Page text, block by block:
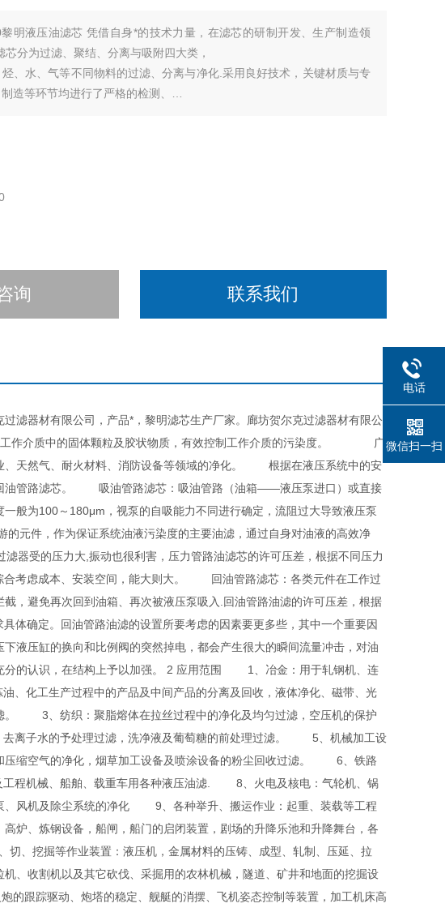
*的技术力量，在滤芯的研制开发、生产制造领
分为过滤、聚结、分离与吸附四大类，
、水、气等不同物料的过滤、分离与净化.采用良好技术，关键材质与专
造等环节均进行了严格的检测、
询 联系我们
滤器材有限公司，产品*，黎明滤芯生产厂家。廊坊贺尔克过滤器材有限公
工作介质中的固体颗粒及胶状物质，有效控制工作介质的污染度。 广
、天然气、耐火材料、消防设备等领域的净化。 根据在液压系统中的安
油管路滤芯。 吸油管路滤芯：吸油管路（油箱——液压泵进口）或直接
般为100～180μm，视泵的自吸能力不同进行确定，流阻过大导致液压泵
件，作为保证系统油液污染度的主要油滤，通过自身对油液的高效净
器受的压力大,振动也很利害，压力管路油滤芯的许可压差，根据不同压力
合考虑成本、安装空间，能大则大。 回油管路滤芯：各类元件在工作过
，避免再次回到油箱、再次被液压泵吸入.回油管路油滤的许可压差，根据
体确定。回油管路油滤的设置所要考虑的因素要更多些，其中一个重要因
液压缸的换向和比例阀的突然掉电，都会产生很大的瞬间流量冲击，对油
分的认识，在结构上予以加强。 2 应用范围 1、冶金：用于轧钢机、连
化工生产过程中的产品及中间产品的分离及回收，液体净化、磁带、光
。 3、纺织：聚脂熔体在拉丝过程中的净化及均匀过滤，空压机的保护
离子水的予处理过滤，洗净液及葡萄糖的前处理过滤。 5、机械加工设
压缩空气的净化，烟草加工设备及喷涂设备的粉尘回收过滤。 6、铁路
程机械、船舶、载重车用各种液压油滤. 8、火电及核电：气轮机、锅
、风机及除尘系统的净化 9、各种举升、搬运作业：起重、装载等工程
炉、炼钢设备，船闸，船门的启闭装置，剧场的升降乐池和升降舞台，各
挖掘等作业装置：液压机，金属材料的压铸、成型、轧制、压延、拉
、收割机以及其它砍伐、采掘用的农林机械，隧道、矿井和地面的挖掘设
跟踪驱动、炮塔的稳定、舰艇的消摆、飞机姿态控制等装置，加工机床高
电话
微信扫一扫